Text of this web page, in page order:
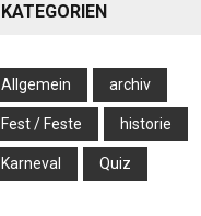
KATEGORIEN
Allgemein archiv
Fest / Feste historie
Karneval Quiz